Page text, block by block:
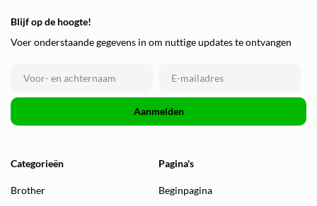
Blijf op de hoogte!
Voer onderstaande gegevens in om nuttige updates te ontvangen
Aanmelden
Categorieën
Brother
Pagina's
Beginpagina